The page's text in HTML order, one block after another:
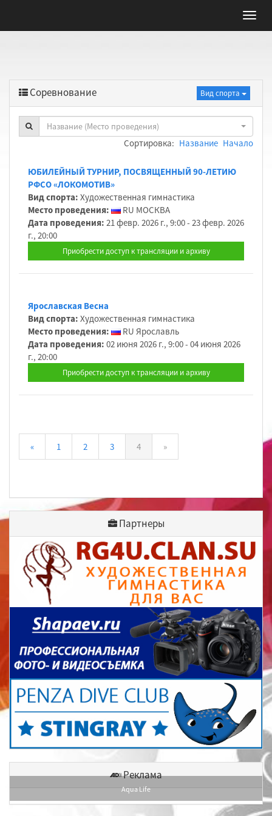
Вид спорта
Соревнование
Название (Место проведения)
Сортировка: Название Начало
ЮБИЛЕЙНЫЙ ТУРНИР, ПОСВЯЩЕННЫЙ 90-ЛЕТИЮ
РФСО «ЛОКОМОТИВ»
Вид спорта: Художественная гимнастика
Место проведения:
RU МОСКВА
Дата проведения: 21 февр. 2026 г., 9:00 - 23 февр. 2026
г., 20:00
Приобрести доступ к трансляции и архиву
Ярославская Весна
Вид спорта: Художественная гимнастика
Место проведения:
RU Ярославль
Дата проведения: 02 июня 2026 г., 9:00 - 04 июня 2026
г., 20:00
Приобрести доступ к трансляции и архиву
« 1 2 3 4 »
Партнеры
Реклама
Aqua Life